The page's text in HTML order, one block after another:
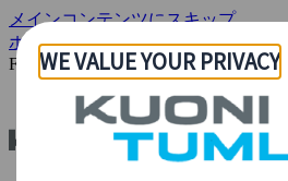
メインコンテンツにスキップ
ホーム 新着情報 Kuoni Tumlare and
Forces to Promote Winter Tourism in the